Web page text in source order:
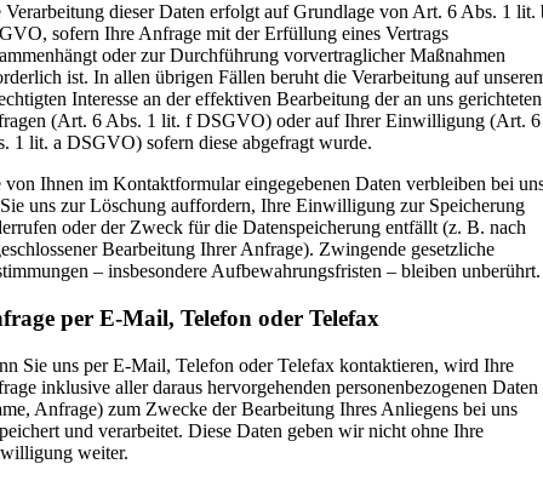
Verarbeitung dieser Daten erfolgt auf Grundlage von Art. 6 Abs. 1 lit.
sofern Ihre Anfrage mit der Erfüllung eines Vertrags
oder zur Durchführung vorvertraglicher Maßnahmen
ist. In allen übrigen Fällen beruht die Verarbeitung auf
Interesse an der effektiven Bearbeitung der an uns gerichteten
(Art. 6 Abs. 1 lit. f DSGVO) oder auf Ihrer Einwilligung (Art. 6
1 lit. a DSGVO) sofern diese abgefragt wurde.
von Ihnen im Kontaktformular eingegebenen Daten verbleiben bei
uns zur Löschung auffordern, Ihre Einwilligung zur Speicherung
oder der Zweck für die Datenspeicherung entfällt (z. B. nach
Bearbeitung Ihrer Anfrage). Zwingende gesetzliche
– insbesondere Aufbewahrungsfristen – bleiben unberührt.
per E-Mail, Telefon oder Telefax
Sie uns per E-Mail, Telefon oder Telefax kontaktieren, wird Ihre
inklusive aller daraus hervorgehenden personenbezogenen Daten
Anfrage) zum Zwecke der Bearbeitung Ihres Anliegens bei uns
und verarbeitet. Diese Daten geben wir nicht ohne Ihre
weiter.